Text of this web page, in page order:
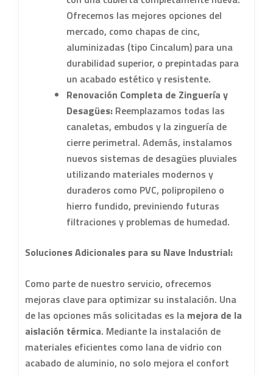
Ofrecemos las mejores opciones del
mercado, como chapas de cinc,
aluminizadas (tipo Cincalum) para una
durabilidad superior, o prepintadas para
un acabado estético y resistente.
Renovación Completa de Zinguería y
Desagües: Reemplazamos todas las
canaletas, embudos y la zinguería de
cierre perimetral. Además, instalamos
nuevos sistemas de desagües pluviales
utilizando materiales modernos y
duraderos como PVC, polipropileno o
hierro fundido, previniendo futuras
filtraciones y problemas de humedad.
Soluciones Adicionales para su Nave Industrial:
Como parte de nuestro servicio, ofrecemos
mejoras clave para optimizar su instalación. Una
de las opciones más solicitadas es la mejora de la
aislación térmica. Mediante la instalación de
materiales eficientes como lana de vidrio con
acabado de aluminio, no solo mejora el confort